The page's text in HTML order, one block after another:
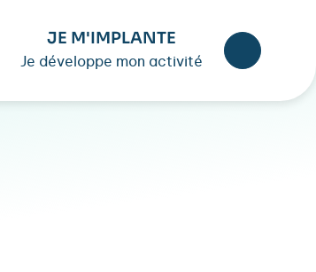
JE M'IMPLANTE
Je développe mon activité